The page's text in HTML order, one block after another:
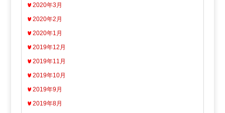
2020年3月
2020年2月
2020年1月
2019年12月
2019年11月
2019年10月
2019年9月
2019年8月